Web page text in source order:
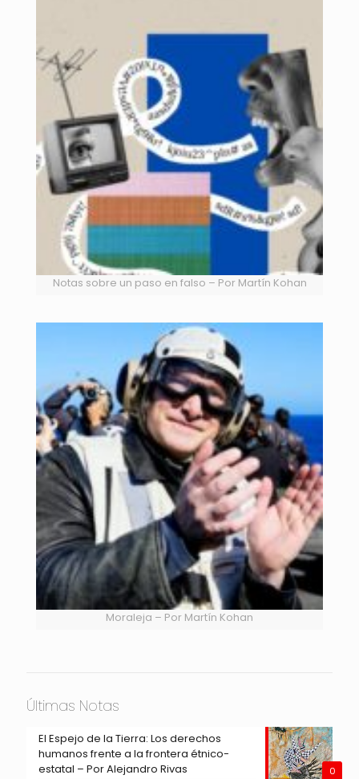
Notas sobre un paso en falso – Por Martín Kohan
Moraleja – Por Martín Kohan
Últimas Notas
0
El Espejo de la Tierra: Los derechos
humanos frente a la frontera étnico-
estatal – Por Alejandro Rivas